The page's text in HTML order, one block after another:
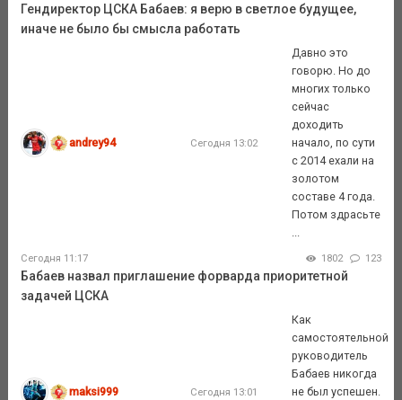
Гендиректор ЦСКА Бабаев: я верю в светлое будущее,
иначе не было бы смысла работать
andrey94 Сегодня 13:02
Давно это
говорю. Но до
многих только
сейчас
доходить
начало, по сути
с 2014 ехали на
золотом
составе 4 года.
Потом здрасьте
Сегодня 11:17 1802 123
Бабаев назвал приглашение форварда приоритетной
задачей ЦСКА
maksi999 Сегодня 13:01
Как
самостоятельной
руководитель
Бабаев никогда
не был успешен.